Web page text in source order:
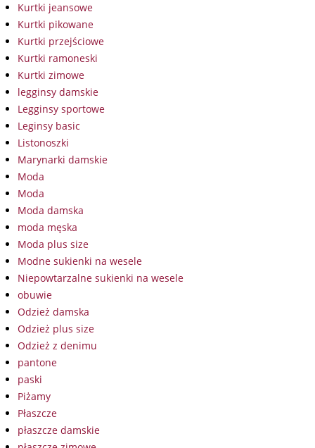
Kurtki jeansowe
Kurtki pikowane
Kurtki przejściowe
Kurtki ramoneski
Kurtki zimowe
legginsy damskie
Legginsy sportowe
Leginsy basic
Listonoszki
Marynarki damskie
Moda
Moda
Moda damska
moda męska
Moda plus size
Modne sukienki na wesele
Niepowtarzalne sukienki na wesele
obuwie
Odzież damska
Odzież plus size
Odzież z denimu
pantone
paski
Piżamy
Płaszcze
płaszcze damskie